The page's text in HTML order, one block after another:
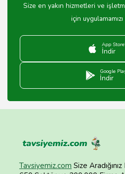
Size en yakın hizmetleri ve
için
App
İndir
Google
İndir
Tavsiyemiz.com Size